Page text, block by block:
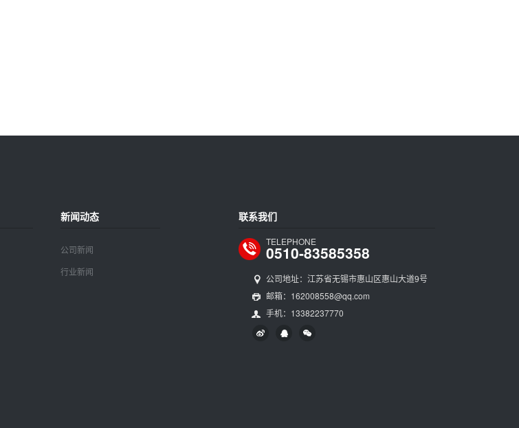
新闻动态
公司新闻
行业新闻
联系我们
TELEPHONE
0510-83585358
公司地址：江苏省无锡市惠山区惠山大道9号
邮箱：162008558@qq.com
手机：13382237770